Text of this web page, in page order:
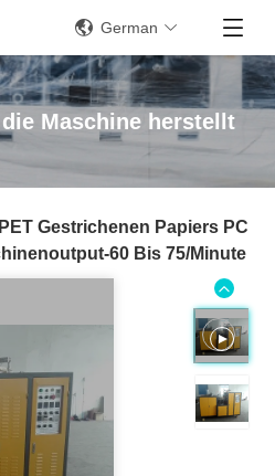
German
Maschine herstellt
Gestrichenen Papiers PC
60 Bis 75/Minute